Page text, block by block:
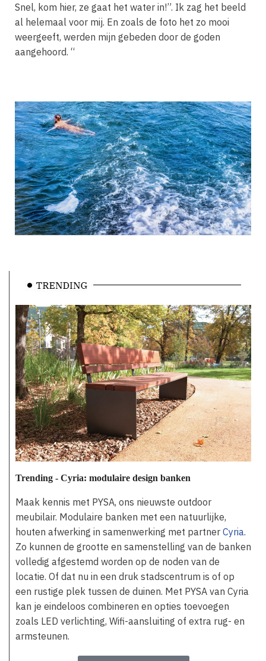
Snel, kom hier, ze gaat het water in!”. Ik zag het beeld
al helemaal voor mij. En zoals de foto het zo mooi
weergeeft, werden mijn gebeden door de goden
aangehoord. “
Trending - Cyria: modulaire design banken
Maak kennis met PYSA, ons nieuwste outdoor
meubilair. Modulaire banken met een natuurlijke,
houten afwerking in samenwerking met partner Cyria.
Zo kunnen de grootte en samenstelling van de banken
volledig afgestemd worden op de noden van de
locatie. Of dat nu in een druk stadscentrum is of op
een rustige plek tussen de duinen. Met PYSA van Cyria
kan je eindeloos combineren en opties toevoegen
zoals LED verlichting, Wifi-aansluiting of extra rug- en
armsteunen.